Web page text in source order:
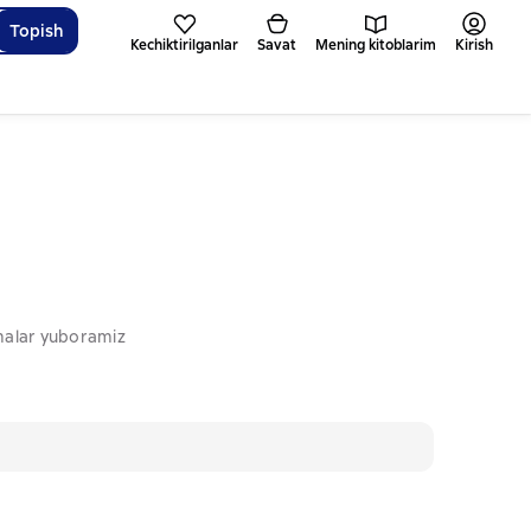
Topish
Kechiktirilganlar Savat Mening kitoblarim Kirish
yuboramiz